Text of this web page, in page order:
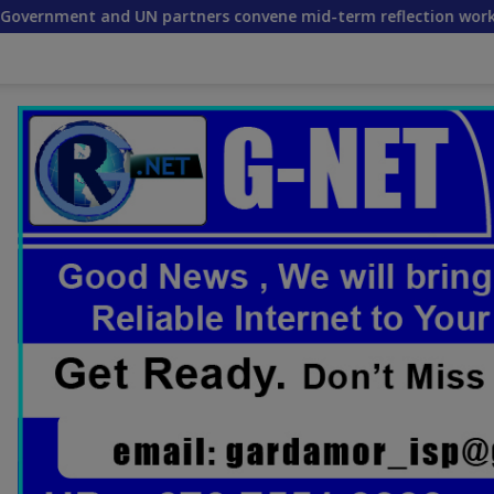
partners convene mid-term reflection workshop to advance